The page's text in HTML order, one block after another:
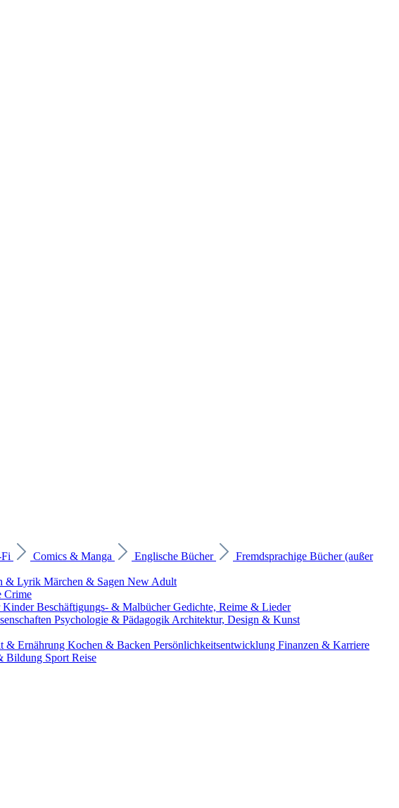
Comics & Manga Englische Bücher
Fremdsprachige Bücher (außer
& Lyrik Märchen & Sagen New Adult
Crime
KinderBeschäftigungs- & MalbücherGedichte, Reime & Lieder
Psychologie & Pädagogik Architektur, Design & Kunst
& Ernährung Kochen & Backen Persönlichkeitsentwicklung Finanzen & Karriere
Bildung Sport Reise